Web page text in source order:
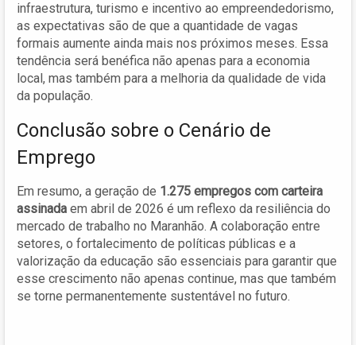
infraestrutura, turismo e incentivo ao empreendedorismo,
as expectativas são de que a quantidade de vagas
formais aumente ainda mais nos próximos meses. Essa
tendência será benéfica não apenas para a economia
local, mas também para a melhoria da qualidade de vida
da população.
Conclusão sobre o Cenário de
Emprego
Em resumo, a geração de 1.275 empregos com carteira
assinada em abril de 2026 é um reflexo da resiliência do
mercado de trabalho no Maranhão. A colaboração entre
setores, o fortalecimento de políticas públicas e a
valorização da educação são essenciais para garantir que
esse crescimento não apenas continue, mas que também
se torne permanentemente sustentável no futuro.